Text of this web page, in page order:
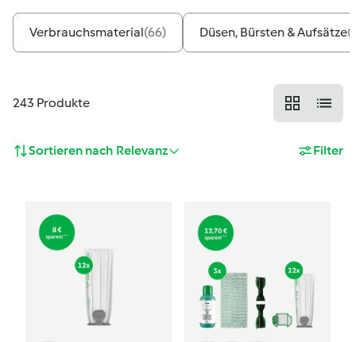
Verbrauchsmaterial(66) Düsen, Bürsten & Aufsätze(
243 Produkte
Sortieren nach Relevanz Filter